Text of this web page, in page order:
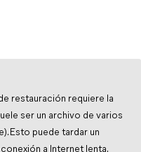
restauración requiere la
ser un archivo de varios
Esto puede tardar un
a Internet lenta.